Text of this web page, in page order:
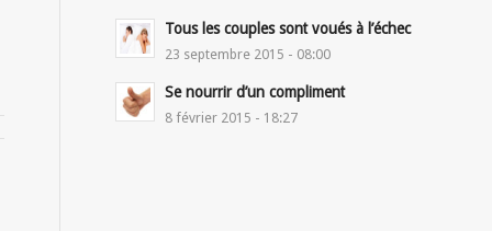
Tous les couples sont voués à l’échec
23 septembre 2015 - 08:00
Se nourrir d’un compliment
8 février 2015 - 18:27